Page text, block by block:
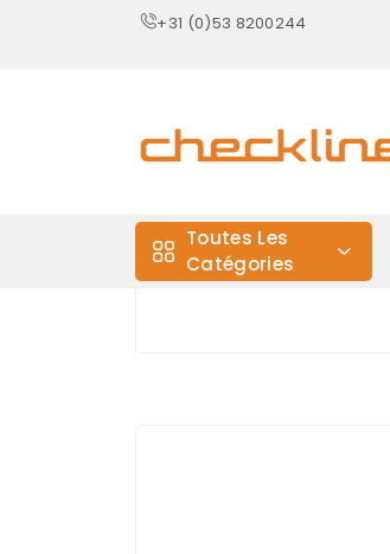
+31 (0)53 8200244
Toutes Les
Catégories